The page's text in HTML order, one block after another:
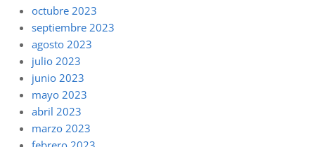
octubre 2023
septiembre 2023
agosto 2023
julio 2023
junio 2023
mayo 2023
abril 2023
marzo 2023